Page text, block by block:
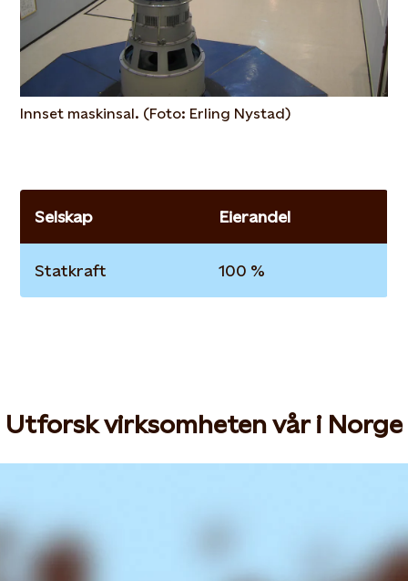
Innset maskinsal. (Foto: Erling Nystad)
Selskap Eierandel
Statkraft 100 %
Utforsk virksomheten vår i Norge